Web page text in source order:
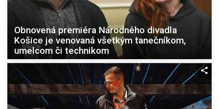
Obnovená premiéra Národného divadla
Košice je venovaná všetkým tanečníkom,
umelcom či technikom